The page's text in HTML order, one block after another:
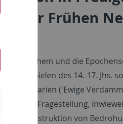
der Frühen
und die
des 14.-17. Jhs.
('Ewige
der Fragestellung,
der Konstruktion von